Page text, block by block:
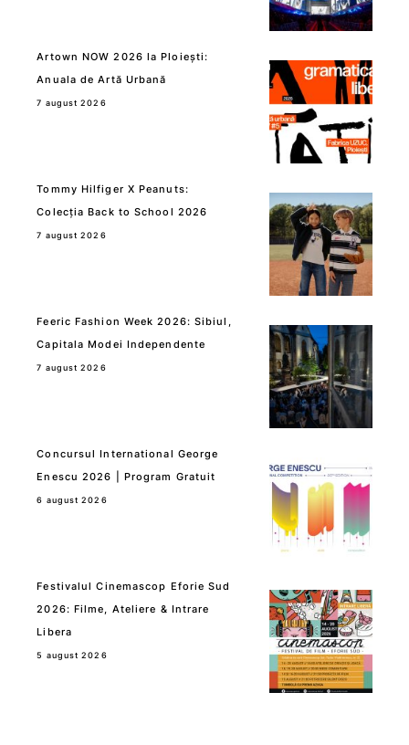
Artown NOW 2026 la Ploiești:
Anuala de Artă Urbană
7 august 2026
Tommy Hilfiger X Peanuts:
Colecția Back to School 2026
7 august 2026
Feeric Fashion Week 2026: Sibiul,
Capitala Modei Independente
7 august 2026
Concursul International George
Enescu 2026 | Program Gratuit
6 august 2026
Festivalul Cinemascop Eforie Sud
2026: Filme, Ateliere & Intrare
Libera
5 august 2026